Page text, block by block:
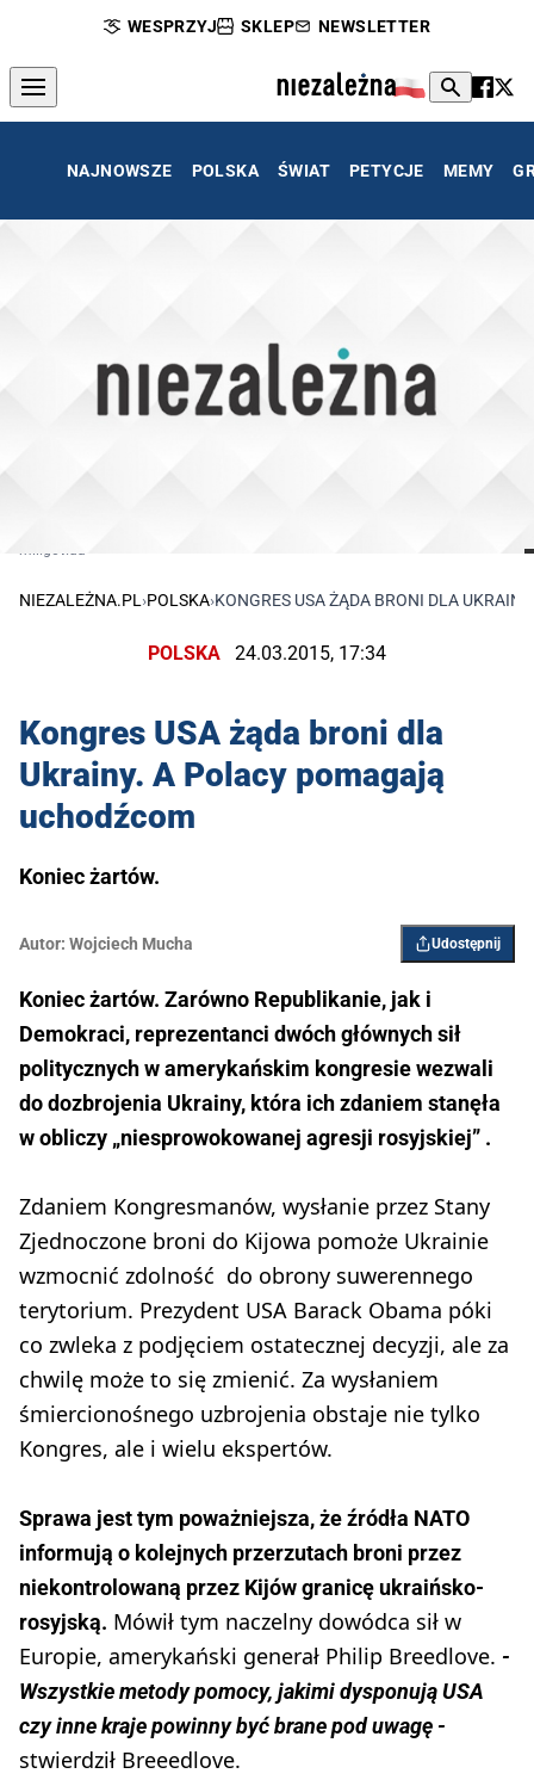
WESPRZYJ SKLEP NEWSLETTER
NAJNOWSZE POLSKA ŚWIAT PETYCJE MEMY
NIEZALEŻNA.PL ›POLSKA›KONGRES USA ŻĄDA BRONI DLA
POLSKA 24.03.2015, 17:34
Kongres USA żąda broni dla
Ukrainy. A Polacy pomagają
uchodźcom
Koniec żartów.
Autor: ​Wojciech Mucha Udostępnij
Koniec żartów. Zarówno Republikanie, jak i
Demokraci, reprezentanci dwóch głównych sił
politycznych w amerykańskim kongresie wezwali
do dozbrojenia Ukrainy, która ich zdaniem stanęła
w obliczy „niesprowokowanej agresji rosyjskiej” .
Zdaniem Kongresmanów, wysłanie przez Stany
Zjednoczone broni do Kijowa pomoże Ukrainie
wzmocnić zdolność do obrony suwerennego
terytorium. Prezydent USA Barack Obama póki
co zwleka z podjęciem ostatecznej decyzji, ale za
chwilę może to się zmienić. Za wysłaniem
śmiercionośnego uzbrojenia obstaje nie tylko
Kongres, ale i wielu ekspertów.
Sprawa jest tym poważniejsza, że źródła NATO
informują o kolejnych przerzutach broni przez
niekontrolowaną przez Kijów granicę ukraińsko-
rosyjską. Mówił tym naczelny dowódca sił w
Europie, amerykański generał Philip Breedlove. -
Wszystkie metody pomocy, jakimi dysponują USA
czy inne kraje powinny być brane pod uwagę -
stwierdził Breeedlove.